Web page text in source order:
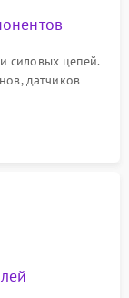
силовых цепей.
датчиков
износа
гидросистемы